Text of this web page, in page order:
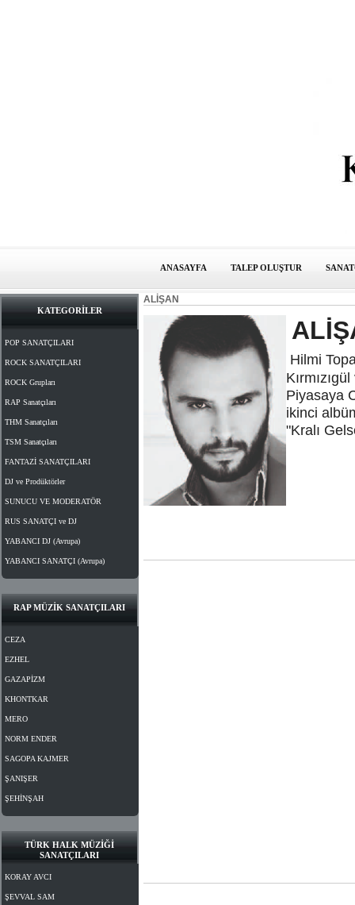
ANASAYFA TALEP OLUŞTUR
KATEGORİLER
POP SANATÇILARI
ROCK SANATÇILARI
ROCK Grupları
RAP Sanatçıları
THM Sanatçıları
TSM Sanatçıları
FANTAZİ SANATÇILARI
DJ ve Prodüktörler
SUNUCU VE MODERATÖR
RUS SANATÇI ve DJ
YABANCI DJ (Avrupa)
YABANCI SANATÇI (Avrupa)
RAP MÜZİK SANATÇILARI
CEZA
EZHEL
GAZAPİZM
KHONTKAR
MERO
NORM ENDER
SAGOPA KAJMER
ŞANIŞER
ŞEHİNŞAH
TÜRK HALK MÜZİĞİ
SANATÇILARI
KORAY AVCI
ŞEVVAL SAM
ALİŞAN
Hilmi
Piyasaya
ikinci
"Kralı